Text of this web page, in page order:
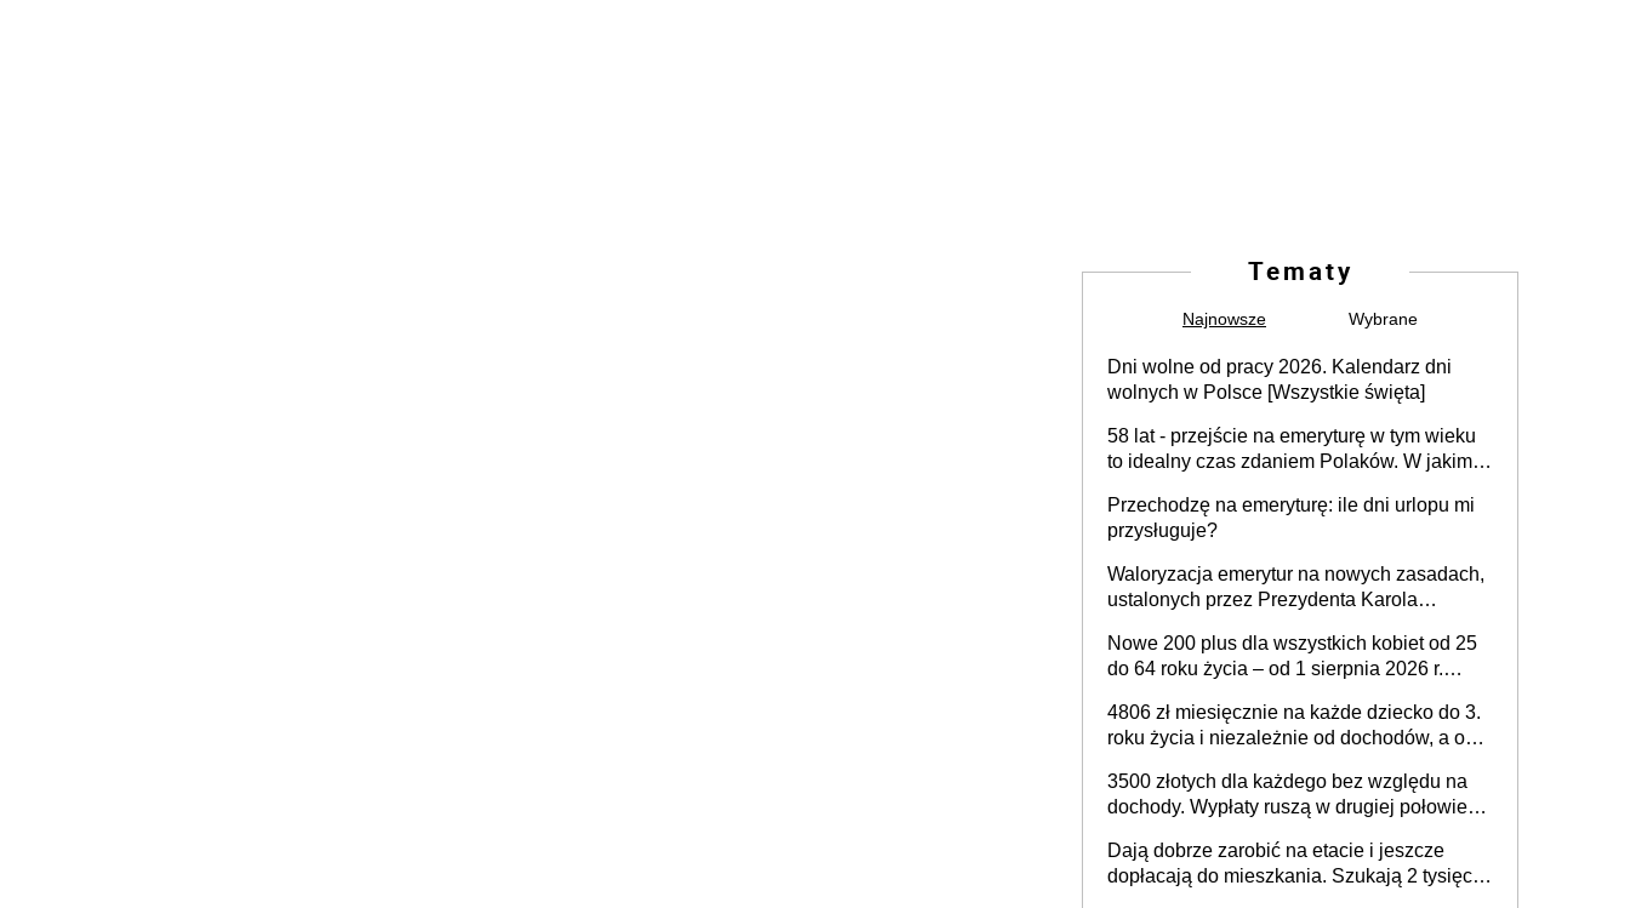
Tematy
Najnowsze Wybrane
Dni wolne od pracy 2026. Kalendarz dni
wolnych w Polsce [Wszystkie święta]
58 lat - przejście na emeryturę w tym wieku
to idealny czas zdaniem Polaków. W jakim
dlaczego?
Przechodzę na emeryturę: ile dni urlopu mi
przysługuje?
Waloryzacja emerytur na nowych zasadach,
ustalonych przez Prezydenta Karola
również kwotowa podwyżka świadczeń?
Nowe 200 plus dla wszystkich kobiet od 25
do 64 roku życia – od 1 sierpnia 2026 r.
programu rządowego
4806 zł miesięcznie na każde dziecko do 3.
roku życia i niezależnie od dochodów, a od
ma odwrócić trend spadku liczby urodzeń w
Polsce
3500 złotych dla każdego bez względu na
dochody. Wypłaty ruszą w drugiej połowie
Dają dobrze zarobić na etacie i jeszcze
dopłacają do mieszkania. Szukają 2 tysięcy